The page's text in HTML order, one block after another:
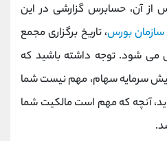
آن، حسابرس گزارشی در این
سازمان بورس، تاریخ برگزاری مجمع
شود. توجه داشته باشید که
سرمایه سهام، مهم نیست شما
آنچه که مهم است مالکیت شما